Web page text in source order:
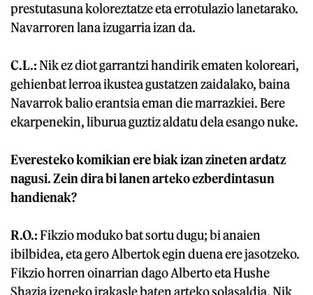
prestutasuna koloreztatze eta errotulazio lanetarako.
Navarroren lana izugarria izan da.
C.L.:Nik ez diot garrantzi handirik ematen koloreari,
gehienbat lerroa ikustea gustatzen zaidalako, baina
Navarrok balio erantsia eman die marrazkiei. Bere
ekarpenekin, liburua guztiz aldatu dela esango nuke.
Everesteko komikian ere biak izan zineten ardatz
nagusi. Zein dira bi lanen arteko ezberdintasun
handienak?
R.O.:Fikzio moduko bat sortu dugu; bi anaien
ibilbidea, eta gero Albertok egin duena ere jasotzeko.
Fikzio horren oinarrian dago Alberto eta Hushe
Shazia izeneko irakasle baten arteko solasaldia. Nik